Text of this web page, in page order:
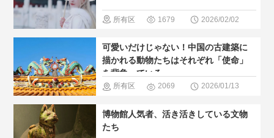
所有区
巡る ＃人
気・おすす
の暮らし方
1679 2026/02/02
可愛いだけじゃない！中国の古建築に
描かれる動物たちはそれぞれ「使命」
を背負っている
所有区
巡る
2069 2026/01/13
博物館人気者、活き活きしている文物
たち